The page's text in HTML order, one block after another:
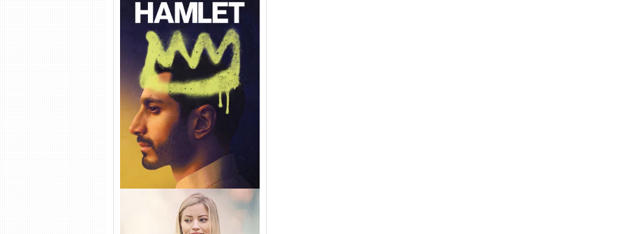
Hamlet Torrent (2026) WEB-
DL 1080p Dual Áudio